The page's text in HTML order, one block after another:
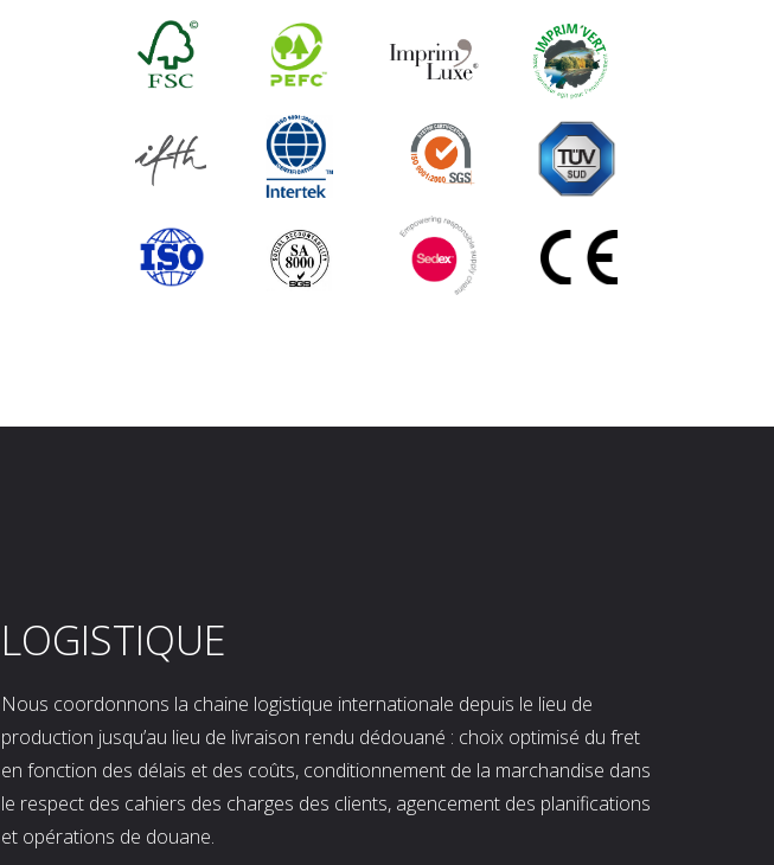
LOGISTIQUE
Nous coordonnons la chaine logistique internationale depuis le lieu de
production jusqu’au lieu de livraison rendu dédouané : choix optimisé du fret
en fonction des délais et des coûts, conditionnement de la marchandise dans
le respect des cahiers des charges des clients, agencement des planifications
et opérations de douane.